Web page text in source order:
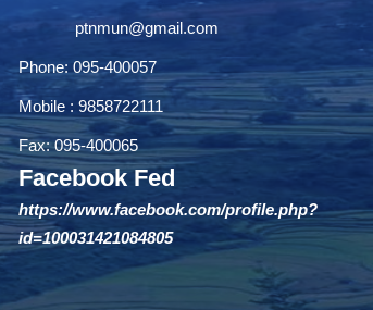
ptnmun@gmail.com
Phone: 095-400057
Mobile : 9858722111
Fax: 095-400065
Facebook Fed
https://www.facebook.com/profile.php?
id=100031421084805